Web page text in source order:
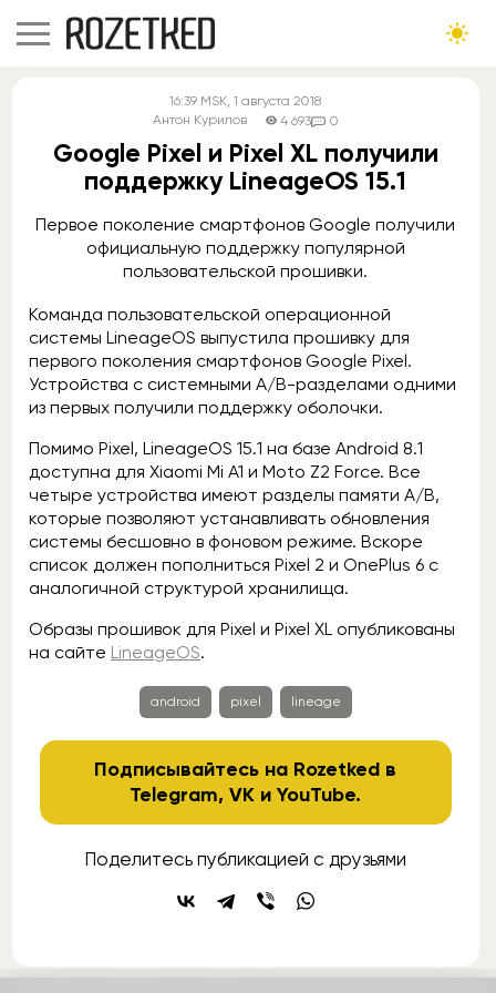
16:39 MSK, 1 августа 2018
Антон Курилов
4 693 0
Google Pixel и Pixel XL получили
поддержку LineageOS 15.1
Первое поколение смартфонов Google получили
официальную поддержку популярной
пользовательской прошивки.
Команда пользовательской операционной
системы LineageOS выпустила прошивку для
первого поколения смартфонов Google Pixel.
Устройства с системными A/B-разделами одними
из первых получили поддержку оболочки.
Помимо Pixel, LineageOS 15.1 на базе Android 8.1
доступна для Xiaomi Mi A1 и Moto Z2 Force. Все
четыре устройства имеют разделы памяти A/B,
которые позволяют устанавливать обновления
системы бесшовно в фоновом режиме. Вскоре
список должен пополниться Pixel 2 и OnePlus 6 с
аналогичной структурой хранилища.
Образы прошивок для Pixel и Pixel XL опубликованы
на сайте LineageOS.
android pixel lineage
Подписывайтесь на Rozetked в
Telegram,VK иYouTube.
Поделитесь публикацией с друзьями